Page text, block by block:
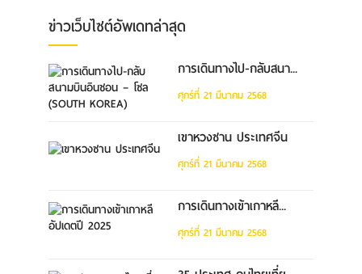
ข่าวเว็บไซต์อัพเดทล่าสุด
การเดินทางไป-กลับสนา...
ศุกร์ที่ 21 มีนาคม 2568
เขาหวงซาน ประเทศจีน
ศุกร์ที่ 21 มีนาคม 2568
การเดินทางเข้าเกาหลี...
ศุกร์ที่ 21 มีนาคม 2568